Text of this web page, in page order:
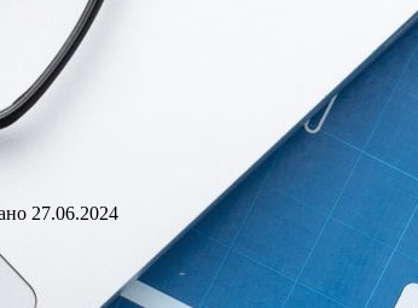
27.06.2024